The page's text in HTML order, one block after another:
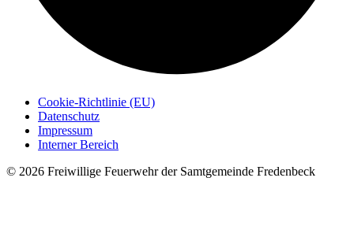
Cookie-Richtlinie (EU)
Datenschutz
Impressum
Interner Bereich
© 2026 Freiwillige Feuerwehr der Samtgemeinde Fredenbeck